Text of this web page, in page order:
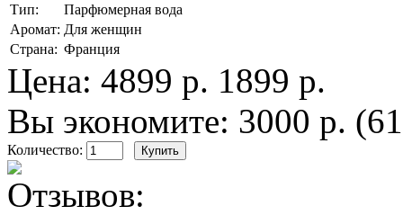
Тип:
Парфюмерная вода
Аромат: Для женщин
Страна: Франция
Цена: 4899 р. 1899 р.
Вы экономите: 3000 р.
Количество: